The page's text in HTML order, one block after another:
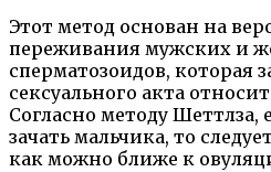
Этот метод основан на
переживания мужских и
сперматозоидов, которая
сексуального акта
Согласно методу
зачать мальчика, то
как можно ближе к